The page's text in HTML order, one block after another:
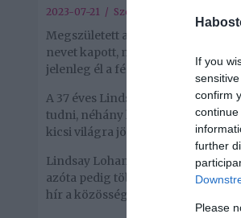
If you
confirm
further
Please
2023-07-21 / Szerző:
Megszületett a színésznő,
nevet kapott, méghozzá a Luait. A
jelenleg él a férjével.
A 37 éves Lindsay édesanyja a
tudni, néhány legközelebbi
kicsi világra jött.
Lindsay Lohan márciusban árulta
azóta pedig többször osztott
hír a közösségi oldalain, hogy